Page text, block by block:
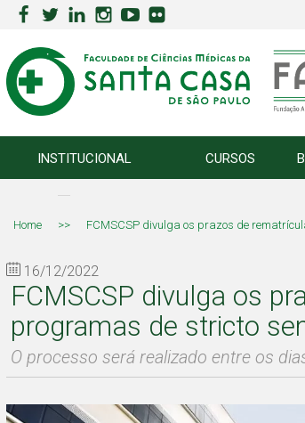
INSTITUCIONAL CURSOS
Home >> FCMSCSP divulga os prazos de
16/12/2022
FCMSCSP divulga os
programas de stricto
O processo será realizado entre os